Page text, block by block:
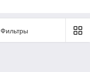
Фильтры